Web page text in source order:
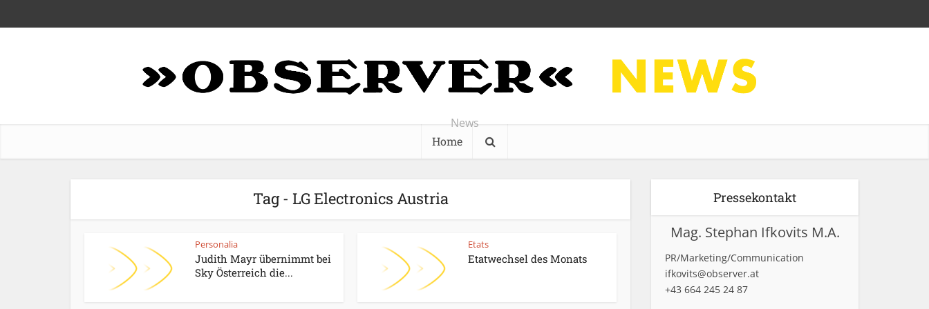
News
Home
Tag - LG Electronics Austria
Personalia
Judith Mayr übernimmt bei
Sky Österreich die...
Etats
Etatwechsel des Monats
Pressekontakt
Mag. Stephan Ifkovits M.A.
PR/Marketing/Communication
ifkovits@observer.at
+43 664 245 24 87